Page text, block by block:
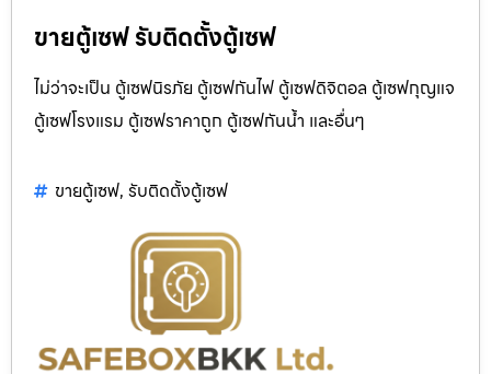
ขายตู้เซฟ รับติดตั้งตู้เซฟ
ไม่ว่าจะเป็น ตู้เซฟนิรภัย ตู้เซฟกันไฟ ตู้เซฟดิจิตอล ตู้เซฟกุญแจ
ตู้เซฟโรงแรม ตู้เซฟราคาถูก ตู้เซฟกันน้ำ และอื่นๆ
ขายตู้เซฟ, รับติดตั้งตู้เซฟ